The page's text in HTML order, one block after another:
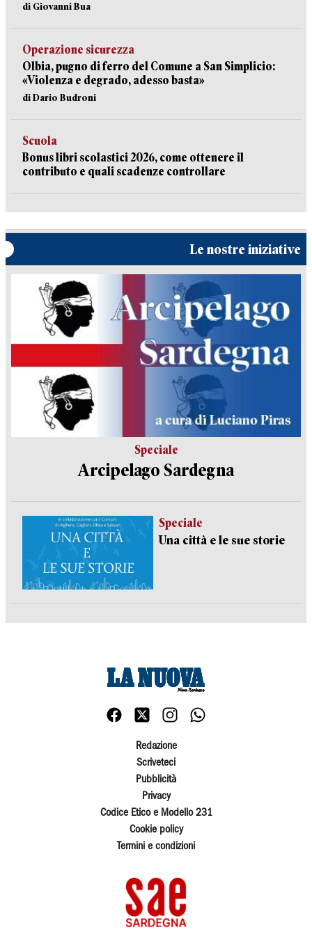
di Giovanni Bua
Operazione sicurezza
Olbia, pugno di ferro del Comune a San Simplicio:
«Violenza e degrado, adesso basta»
di Dario Budroni
Scuola
Bonus libri scolastici 2026, come ottenere il
contributo e quali scadenze controllare
Le nostre iniziative
Speciale
Arcipelago Sardegna
Speciale
Una città e le sue storie
Redazione
Scriveteci
Pubblicità
Privacy
Codice Etico e Modello 231
Cookie policy
Termini e condizioni